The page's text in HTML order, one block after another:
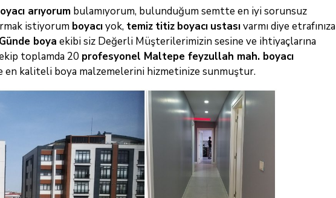
arıyorum bulamıyorum, bulunduğum semtte en iyi sorunsuz
istiyorum boyacıyok, temiz titiz boyacı ustasıvarmı diye etrafınıza
boya ekibi siz Değerli Müşterilerimizin sesine ve ihtiyaçlarına
toplamda 20 profesyonel Maltepe feyzullah mah. boyacı
en kaliteli boya malzemelerini hizmetinize sunmuştur.